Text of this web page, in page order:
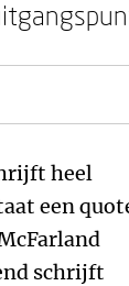
heel
een
schrijft